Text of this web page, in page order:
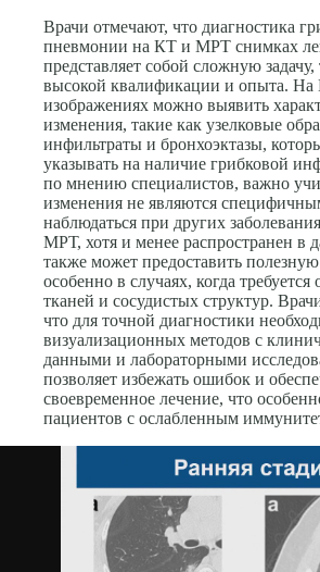
Врачи отмечают, что диагностика
пневмонии на КТ и МРТ снимках
представляет собой сложную
высокой квалификации и опыта.
изображениях можно выявить
изменения, такие как узелковые
инфильтраты и бронхоэктазы,
указывать на наличие грибковой
по мнению специалистов, важно
изменения не являются
наблюдаться при других
МРТ, хотя и менее распространен в
также может предоставить
особенно в случаях, когда
тканей и сосудистых структур.
что для точной диагностики
визуализационных методов с
данными и лабораторными
позволяет избежать ошибок и
своевременное лечение, что
пациентов с ослабленным